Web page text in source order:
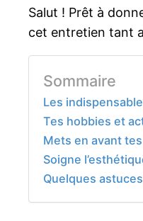
Salut ! Prêt à
cet entretien tant
Sommaire
Les
Tes hobbies et
Mets en avant
Soigne
Quelques